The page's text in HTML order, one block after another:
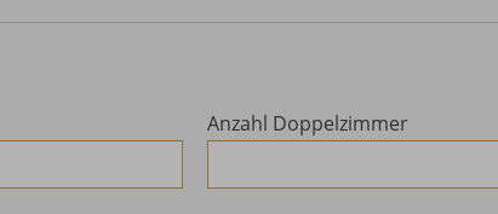
Anzahl Doppelzimmer